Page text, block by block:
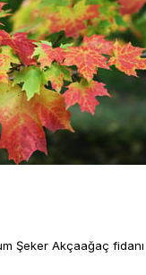
Şeker Akçaağaç fidanı